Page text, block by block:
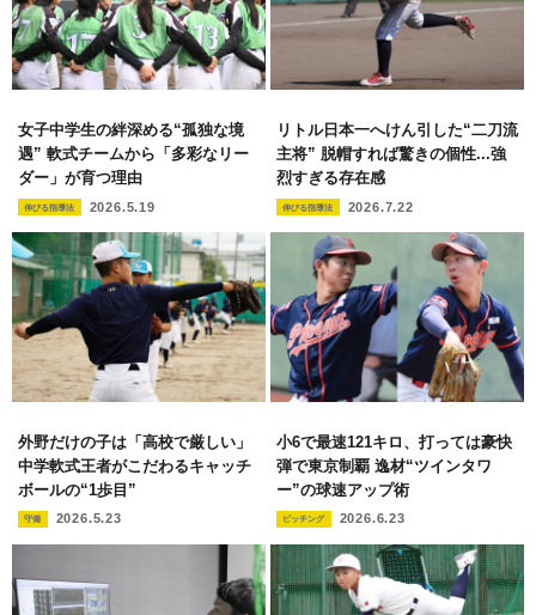
女子中学生の絆深める“孤独な境
遇” 軟式チームから「多彩なリー
ダー」が育つ理由
伸びる指導法 2026.5.19
リトル日本一へけん引した“二刀流
主将” 脱帽すれば驚きの個性...強
烈すぎる存在感
伸びる指導法 2026.7.22
外野だけの子は「高校で厳しい」
中学軟式王者がこだわるキャッチ
ボールの“1歩目”
守備 2026.5.23
小6で最速121キロ、打っては豪快
弾で東京制覇 逸材“ツインタワ
ー”の球速アップ術
ピッチング 2026.6.23